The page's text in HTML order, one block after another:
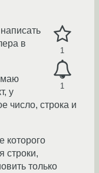
1
1
в
у
число, строка и
которого
строки,
только